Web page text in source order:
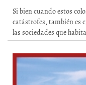
Si bien cuando estos
catástrofes, también es
las sociedades que